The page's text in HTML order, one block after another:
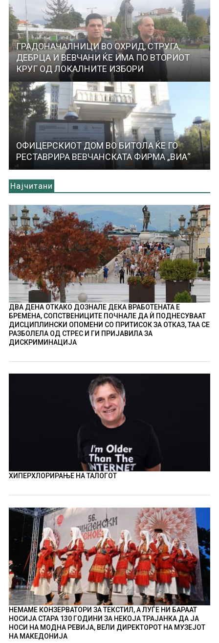
ГРАДОНАЧАЛНИЦИ ВО ОХРИД, СТРУГА,
ДЕБРЦА И ВЕВЧАНИ ЌЕ ИМА ПО ВТОРИОТ
КРУГ ОД ЛОКАЛНИТЕ ИЗБОРИ
ОФИЦЕРСКИОТ ДОМ ВО БИТОЛА ЌЕ ГО
РЕСТАВРИРА ВЕВЧАНСКАТА ФИРМА „ВИА“
Најчитани
ДВА ДЕНА ОТКАКО ДОЗНАЛЕ ДЕКА ВРАБОТЕНАТА Е
БРЕМЕНА, СОПСТВЕНИЦИТЕ ПОЧНАЛЕ ДА Ѝ ПОДНЕСУВААТ
ДИСЦИПЛИНСКИ ОПОМЕНИ СО ПРИТИСОК ЗА ОТКАЗ, ТАА СЕ
РАЗБОЛЕЛА ОД СТРЕС И ГИ ПРИЈАВИЛА ЗА
ДИСКРИМИНАЦИЈА
ХИПЕРХЛОРИРАЊЕ НА ТАЛОГОТ
НЕМАМЕ КОНЗЕРВАТОРИ ЗА ТЕКСТИЛ, А ЛУЃЕ НИ БАРААТ
НОСИЈА СТАРА 130 ГОДИНИ ЗА НЕКОЈА ТРАЈАНКА ДА ЈА
НОСИ НА МОДНА РЕВИЈА, ВЕЛИ ДИРЕКТОРОТ НА МУЗЕЈОТ
НА МАКЕДОНИЈА